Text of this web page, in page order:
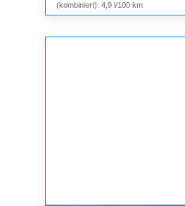
(kombiniert): 4,9 l/100 km